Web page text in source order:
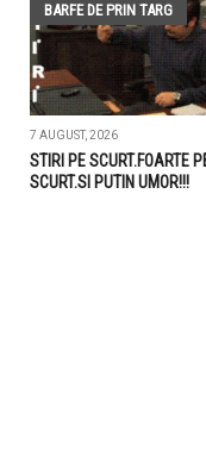
BARFE DE PRIN TARG
7 AUGUST, 2026
STIRI PE SCURT.FOARTE
SCURT.SI PUTIN UMOR!!!